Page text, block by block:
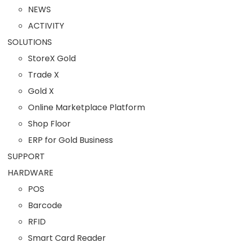
NEWS
ACTIVITY
SOLUTIONS
StoreX Gold
Trade X
Gold X
Online Marketplace Platform
Shop Floor
ERP for Gold Business
SUPPORT
HARDWARE
POS
Barcode
RFID
Smart Card Reader